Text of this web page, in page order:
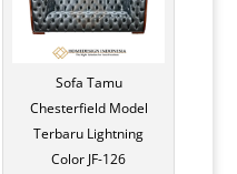
Sofa Tamu
Chesterfield Model
Terbaru Lightning
Color JF-126